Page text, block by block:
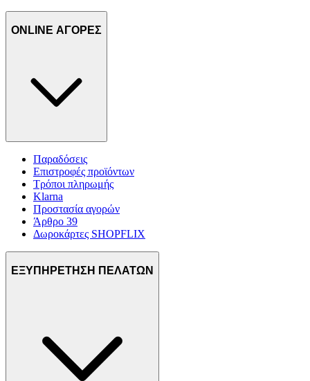
ONLINE ΑΓΟΡΕΣ
Παραδόσεις
Επιστροφές προϊόντων
Τρόποι πληρωμής
Klarna
Προστασία αγορών
Άρθρο 39
Δωροκάρτες SHOPFLIX
ΕΞΥΠΗΡΕΤΗΣΗ ΠΕΛΑΤΩΝ